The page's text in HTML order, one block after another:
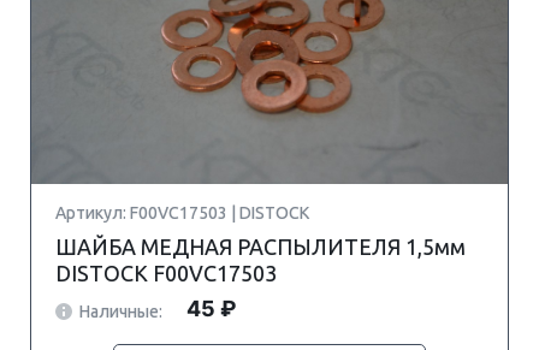
Артикул: F00VC17503 | DISTOCK
ШАЙБА МЕДНАЯ РАСПЫЛИТЕЛЯ 1,5мм
DISTOCK F00VC17503
Наличные: 45 ₽